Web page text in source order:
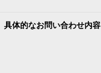
具体的なお問い合わせ内容